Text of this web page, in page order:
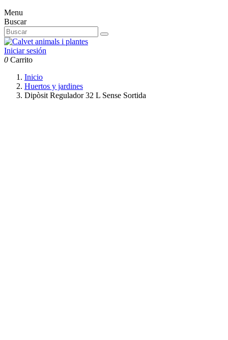
Menu
Buscar
Iniciar sesión
0 Carrito
Inicio
Huertos y jardines
Dipòsit Regulador 32 L Sense Sortida